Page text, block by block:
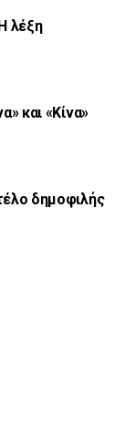
λέξη
και «Κίνα»
δημοφιλής